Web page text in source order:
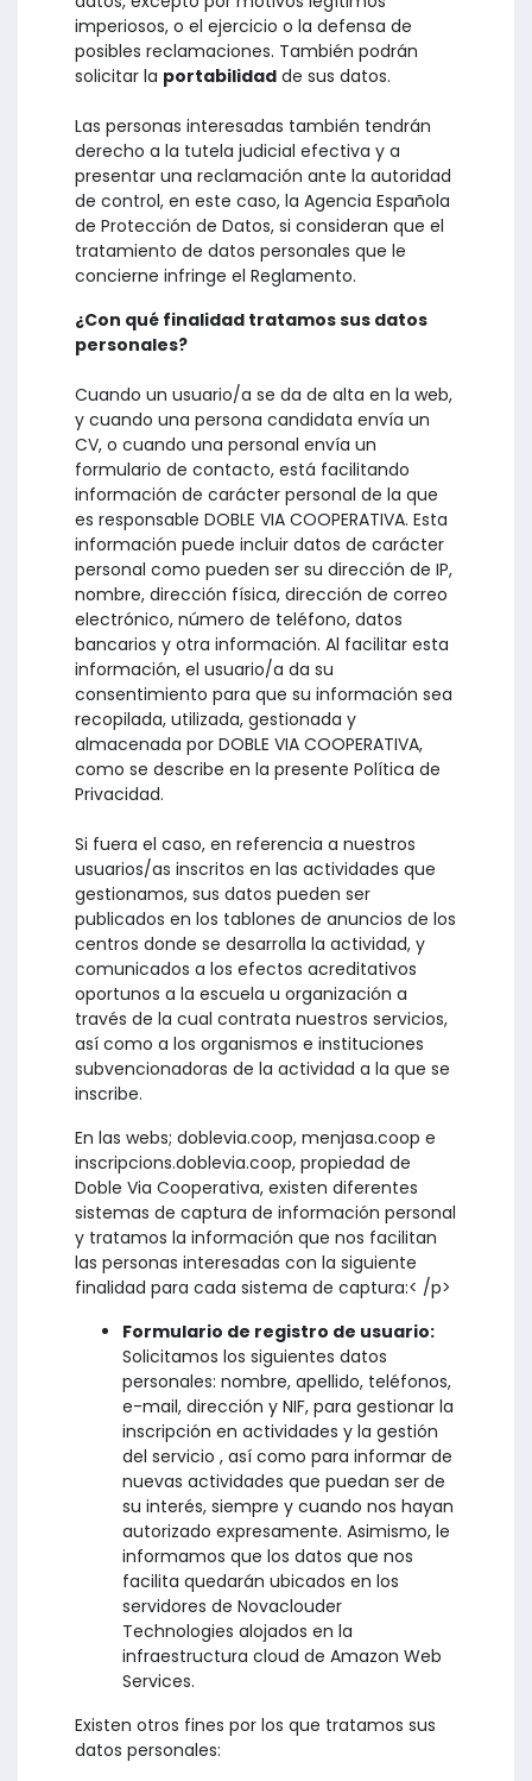
imperiosos, o el ejercicio o la defensa de
posibles reclamaciones. También podrán
solicitar la portabilidad de sus datos.
Las personas interesadas también tendrán
derecho a la tutela judicial efectiva y a
presentar una reclamación ante la autoridad
de control, en este caso, la Agencia Española
de Protección de Datos, si consideran que el
tratamiento de datos personales que le
concierne infringe el Reglamento.
¿Con qué finalidad tratamos sus datos
personales?
Cuando un usuario/a se da de alta en la web,
y cuando una persona candidata envía un
CV, o cuando una personal envía un
formulario de contacto, está facilitando
información de carácter personal de la que
es responsable DOBLE VIA COOPERATIVA. Esta
información puede incluir datos de carácter
personal como pueden ser su dirección de IP,
nombre, dirección física, dirección de correo
electrónico, número de teléfono, datos
bancarios y otra información. Al facilitar esta
información, el usuario/a da su
consentimiento para que su información sea
recopilada, utilizada, gestionada y
almacenada por DOBLE VIA COOPERATIVA,
como se describe en la presente Política de
Privacidad.
Si fuera el caso, en referencia a nuestros
usuarios/as inscritos en las actividades que
gestionamos, sus datos pueden ser
publicados en los tablones de anuncios de los
centros donde se desarrolla la actividad, y
comunicados a los efectos acreditativos
oportunos a la escuela u organización a
través de la cual contrata nuestros servicios,
así como a los organismos e instituciones
subvencionadoras de la actividad a la que se
inscribe.
En las webs; doblevia.coop, menjasa.coop e
inscripcions.doblevia.coop, propiedad de
Doble Via Cooperativa, existen diferentes
sistemas de captura de información personal
y tratamos la información que nos facilitan
las personas interesadas con la siguiente
finalidad para cada sistema de captura:< /p>
Formulario de registro de usuario:
Solicitamos los siguientes datos
personales: nombre, apellido, teléfonos,
e-mail, dirección y NIF, para gestionar la
inscripción en actividades y la gestión
del servicio , así como para informar de
nuevas actividades que puedan ser de
su interés, siempre y cuando nos hayan
autorizado expresamente. Asimismo, le
informamos que los datos que nos
facilita quedarán ubicados en los
servidores de Novaclouder
Technologies alojados en la
infraestructura cloud de Amazon Web
Services.
Existen otros fines por los que tratamos sus
datos personales: